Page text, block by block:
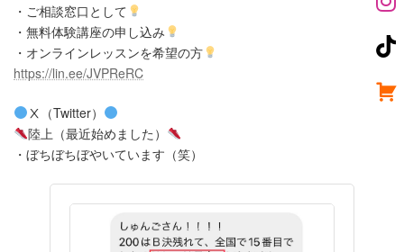
・ご相談窓口として
・無料体験講座の申し込み
・オンラインレッスンを希望の方
https://lin.ee/JVPReRC
Ⅹ（Twitter）
陸上（最近始めました）
・ぼちぼちぼやいています（笑）